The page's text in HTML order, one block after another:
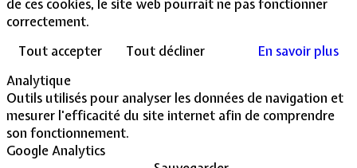
de ces cookies, le site web pourrait ne pas fonctionner
correctement.
Tout accepter
Tout décliner
En savoir plus
Analytique
Outils utilisés pour analyser les données de navigation et
mesurer l'efficacité du site internet afin de comprendre
son fonctionnement.
Google Analytics